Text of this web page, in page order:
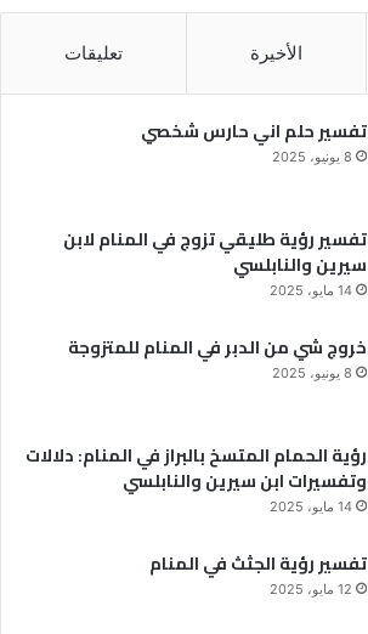
الأخيرة تعليقات
تفسير حلم اني حارس شخصي
8 يونيو، 2025
تفسير رؤية طليقي تزوج في المنام لابن
سيرين والنابلسي
14 مايو، 2025
خروج شي من الدبر في المنام للمتزوجة
8 يونيو، 2025
رؤية الحمام المتسخ بالبراز في المنام: دلالات
وتفسيرات ابن سيرين والنابلسي
14 مايو، 2025
تفسير رؤية الجثث في المنام
12 مايو، 2025